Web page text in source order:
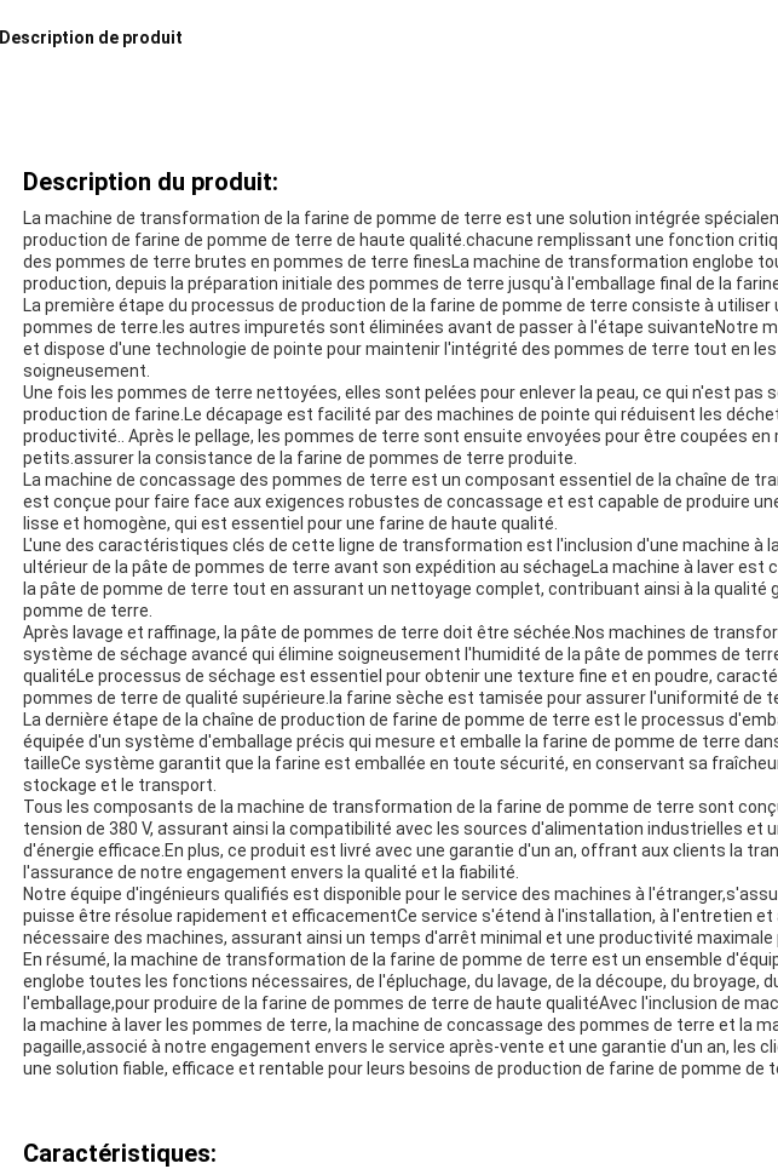
Description de produit
Description du produit:
La machine de transformation de la farine de pomme de terre est une solution intégrée
production de farine de pomme de terre de haute qualité.chacune remplissant une fonction
des pommes de terre brutes en pommes de terre finesLa machine de transformation englobe
production, depuis la préparation initiale des pommes de terre jusqu'à l'emballage final de la
La première étape du processus de production de la farine de pomme de terre consiste à utiliser
pommes de terre.les autres impuretés sont éliminées avant de passer à l'étape suivanteNotre
et dispose d'une technologie de pointe pour maintenir l'intégrité des pommes de terre tout en
soigneusement.
Une fois les pommes de terre nettoyées, elles sont pelées pour enlever la peau, ce qui n'est pas
production de farine.Le décapage est facilité par des machines de pointe qui réduisent les
productivité.. Après le pellage, les pommes de terre sont ensuite envoyées pour être coupées en
petits.assurer la consistance de la farine de pommes de terre produite.
La machine de concassage des pommes de terre est un composant essentiel de la chaîne de
est conçue pour faire face aux exigences robustes de concassage et est capable de produire
lisse et homogène, qui est essentiel pour une farine de haute qualité.
L'une des caractéristiques clés de cette ligne de transformation est l'inclusion d'une machine à
ultérieur de la pâte de pommes de terre avant son expédition au séchageLa machine à laver est
la pâte de pomme de terre tout en assurant un nettoyage complet, contribuant ainsi à la qualité
pomme de terre.
Après lavage et raffinage, la pâte de pommes de terre doit être séchée.Nos machines de
système de séchage avancé qui élimine soigneusement l'humidité de la pâte de pommes de
qualitéLe processus de séchage est essentiel pour obtenir une texture fine et en poudre,
pommes de terre de qualité supérieure.la farine sèche est tamisée pour assurer l'uniformité de
La dernière étape de la chaîne de production de farine de pomme de terre est le processus
équipée d'un système d'emballage précis qui mesure et emballe la farine de pomme de terre
tailleCe système garantit que la farine est emballée en toute sécurité, en conservant sa
stockage et le transport.
Tous les composants de la machine de transformation de la farine de pomme de terre sont
tension de 380 V, assurant ainsi la compatibilité avec les sources d'alimentation industrielles et
d'énergie efficace.En plus, ce produit est livré avec une garantie d'un an, offrant aux clients la
l'assurance de notre engagement envers la qualité et la fiabilité.
Notre équipe d'ingénieurs qualifiés est disponible pour le service des machines à
puisse être résolue rapidement et efficacementCe service s'étend à l'installation, à l'entretien
nécessaire des machines, assurant ainsi un temps d'arrêt minimal et une productivité maximale
En résumé, la machine de transformation de la farine de pomme de terre est un ensemble
englobe toutes les fonctions nécessaires, de l'épluchage, du lavage, de la découpe, du broyage,
l'emballage,pour produire de la farine de pommes de terre de haute qualitéAvec l'inclusion de
la machine à laver les pommes de terre, la machine de concassage des pommes de terre et la
pagaille,associé à notre engagement envers le service après-vente et une garantie d'un an, les
une solution fiable, efficace et rentable pour leurs besoins de production de farine de pomme de
Caractéristiques: